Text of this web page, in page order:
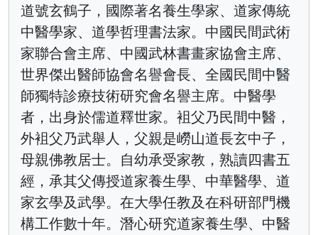
道號玄鶴子，國際著名養生學家、道家傳統
中醫學家、道學哲理書法家。中國民間武術
家聯合會主席、中國武林書畫家協會主席、
世界傑出醫師協會名譽會長、全國民間中醫
師獨特診療技術研究會名譽主席。中醫學
者，出身於儒道釋世家。袓父乃民間中醫，
外袓父乃武舉人，父親是嶗山道長玄中子，
母親佛教居士。自幼承受家教，熟讀四書五
經，承其父傳授道家養生學、中華醫學、道
家玄學及武學。在大學任教及在科研部門機
構工作數十年。潛心研究道家養生學、中醫